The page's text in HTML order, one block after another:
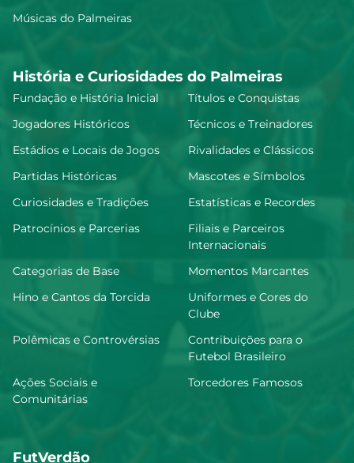
Músicas do Palmeiras
História e Curiosidades do Palmeiras
Fundação e História Inicial
Títulos e Conquistas
Jogadores Históricos
Técnicos e Treinadores
Estádios e Locais de Jogos
Rivalidades e Clássicos
Partidas Históricas
Mascotes e Símbolos
Curiosidades e Tradições
Estatísticas e Recordes
Patrocínios e Parcerias
Filiais e Parceiros
Internacionais
Categorias de Base
Momentos Marcantes
Hino e Cantos da Torcida
Uniformes e Cores do
Clube
Polêmicas e Controvérsias
Contribuições para o
Futebol Brasileiro
Ações Sociais e
Comunitárias
Torcedores Famosos
FutVerdão